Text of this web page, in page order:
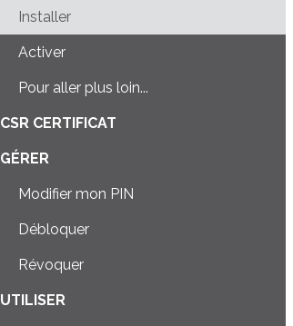
Installer
Activer
Pour aller plus loin...
CSR CERTIFICAT
GÉRER
Modifier mon PIN
Débloquer
Révoquer
UTILISER